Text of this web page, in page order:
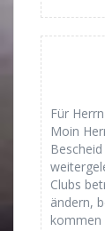
Für
Moin
Clubs
ändern,
kommen